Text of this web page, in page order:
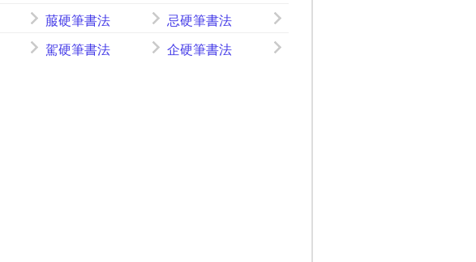
菔硬筆書法 忌硬筆書法
駕硬筆書法 企硬筆書法